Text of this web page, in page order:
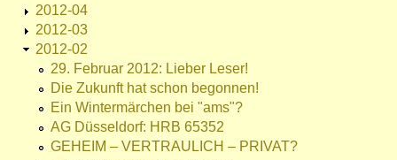
2012-04
2012-03
2012-02
29. Februar 2012: Lieber Leser!
Die Zukunft hat schon begonnen!
Ein Wintermärchen bei "ams"?
AG Düsseldorf: HRB 65352
GEHEIM – VERTRAULICH – PRIVAT?